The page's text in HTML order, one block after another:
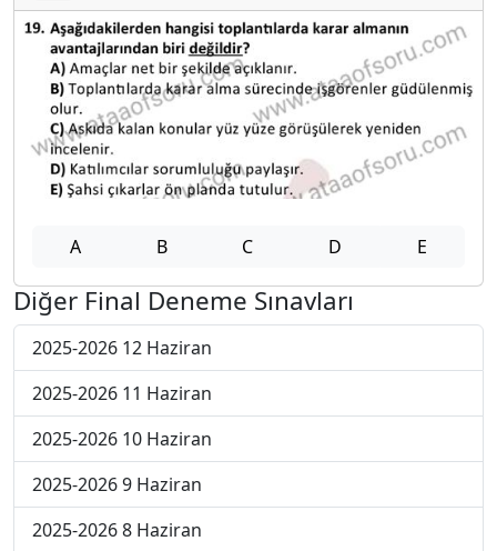
A B C D E
Diğer Final Deneme Sınavları
2025-2026 12 Haziran
2025-2026 11 Haziran
2025-2026 10 Haziran
2025-2026 9 Haziran
2025-2026 8 Haziran